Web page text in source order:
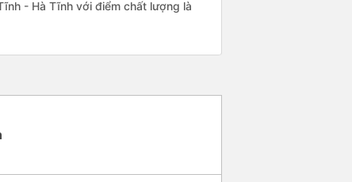
- Hà Tĩnh với điểm chất lượng là